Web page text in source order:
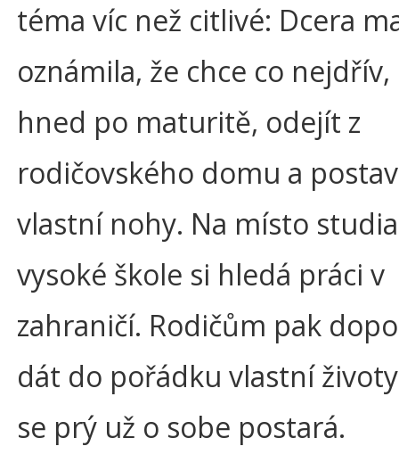
téma víc než citlivé: Dcera
oznámila, že chce co
hned po maturitě, odejít z
rodičovského domu a
vlastní nohy. Na místo
vysoké škole si hledá práci v
zahraničí. Rodičům pak
dát do pořádku vlastní
se prý už o sobe postará.